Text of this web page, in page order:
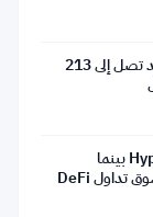
عقود الأصول الحقيقية في هايبرليكويد تصل إلى 213
توقف تدفق صناديق Hyperliquid ETF بينما
المنافسون المنظمون يستهدفون سوق تداول DeFi